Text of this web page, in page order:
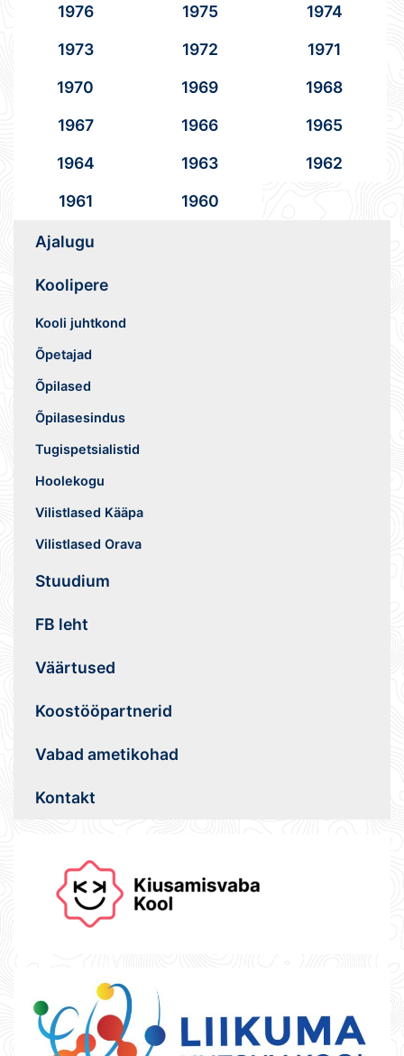
1976
1975
1974
1973
1972
1971
1970
1969
1968
1967
1966
1965
1964
1963
1962
1961
1960
Ajalugu
Koolipere
Kooli juhtkond
Õpetajad
Õpilased
Õpilasesindus
Tugispetsialistid
Hoolekogu
Vilistlased Kääpa
Vilistlased Orava
Stuudium
FB leht
Väärtused
Koostööpartnerid
Vabad ametikohad
Kontakt